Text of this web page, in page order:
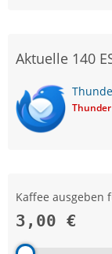
Aktuelle 140
Thunder
Kaffee ausgeben
3,00 €